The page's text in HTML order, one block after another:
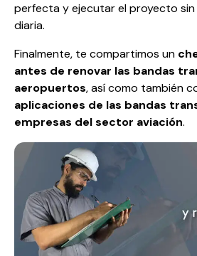
perfecta y ejecutar el proyecto
diaria.
Finalmente, te compartimos un
antes de renovar las bandas
aeropuertos, así como también
aplicaciones de las bandas
empresas del sector aviación.